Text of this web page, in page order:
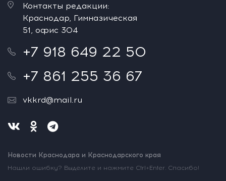
Контакты редакции:
Краснодар, Гимназическая
51, офис 304
+7 918 649 22 50
+7 861 255 36 67
vkkrd@mail.ru
Новости Краснодара и Краснодарского края
Нашли ошибку? Выделите и нажмите Ctrl+Enter. Спасибо!